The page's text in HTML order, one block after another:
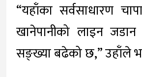
“यहाँका सर्वसाधारण
खानेपानीको लाइन
सङ्ख्या बढेको छ,” उहाँले